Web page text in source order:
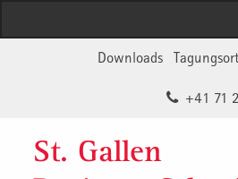
Downloads
+41 71
St. Gallen